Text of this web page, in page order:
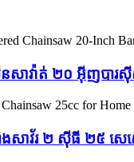
សាវ៉ាត់ ២០ អ៊ីញបារ
ាវ័រ ២ ស៊ីធី ២៥ សេសេ